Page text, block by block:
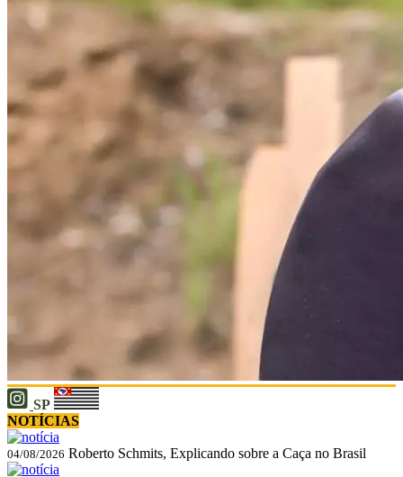
SP
NOTÍCIAS
04/08/2026 Roberto Schmits, Explicando sobre a Caça no Brasil